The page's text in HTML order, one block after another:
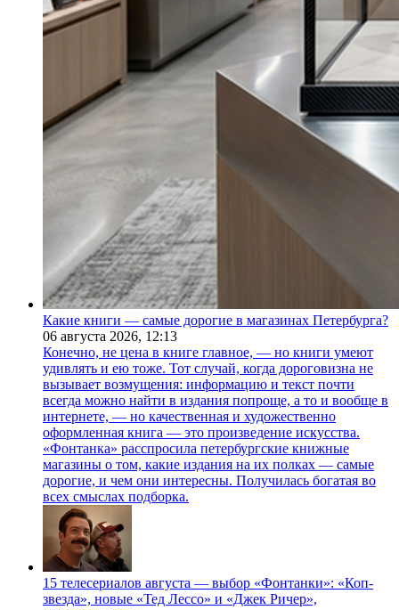
Какие книги — самые дорогие в магазинах Петербурга?
06 августа 2026, 12:13
Конечно, не цена в книге главное, — но книги умеют
удивлять и ею тоже. Тот случай, когда дороговизна не
вызывает возмущения: информацию и текст почти
всегда можно найти в издания попроще, а то и вообще в
интернете, — но качественная и художественно
оформленная книга — это произведение искусства.
«Фонтанка» расспросила петербургские книжные
магазины о том, какие издания на их полках — самые
дорогие, и чем они интересны. Получилась богатая во
всех смыслах подборка.
15 телесериалов августа — выбор «Фонтанки»: «Коп-
звезда», новые «Тед Лессо» и «Джек Ричер»,